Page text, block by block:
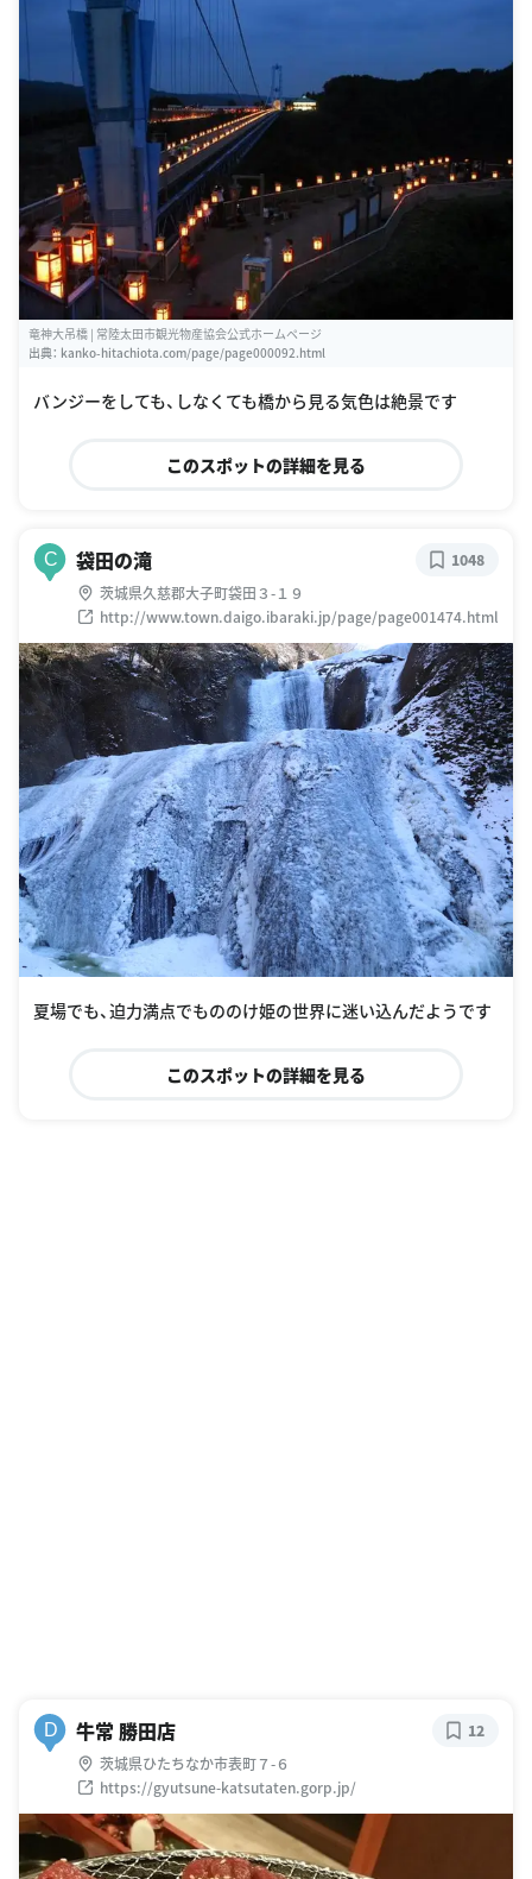
竜神大吊橋 | 常陸太田市観光物産協会公式ホームページ
出典： kanko-hitachiota.com/page/page000092.html
バンジーをしても、しなくても橋から見る気色は絶景です
このスポットの詳細を見る
C 袋田の滝
茨城県久慈郡大子町袋田３-１９
http://www.town.daigo.ibaraki.jp/page/page001474.html
1048
夏場でも、迫力満点でもののけ姫の世界に迷い込んだようです
このスポットの詳細を見る
D 牛常 勝田店
茨城県ひたちなか市表町７-６
https://gyutsune-katsutaten.gorp.jp/
12